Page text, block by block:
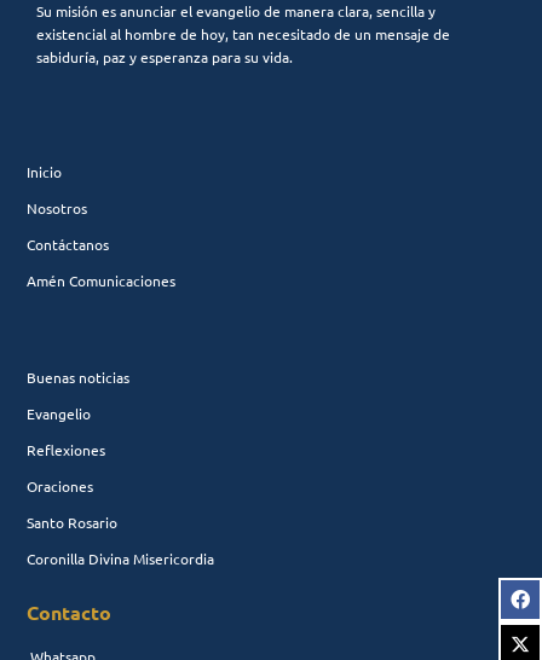
Su misión es anunciar el evangelio de manera clara, sencilla y
existencial al hombre de hoy, tan necesitado de un mensaje de
sabiduría, paz y esperanza para su vida.
Inicio
Nosotros
Contáctanos
Amén Comunicaciones
Buenas noticias
Evangelio
Reflexiones
Oraciones
Santo Rosario
Coronilla Divina Misericordia
Contacto